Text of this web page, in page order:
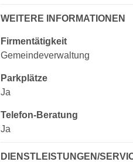
WEITERE INFORMATIONEN
Firmentätigkeit
Gemeindeverwaltung
Parkplätze
Ja
Telefon-Beratung
Ja
DIENSTLEISTUNGEN/